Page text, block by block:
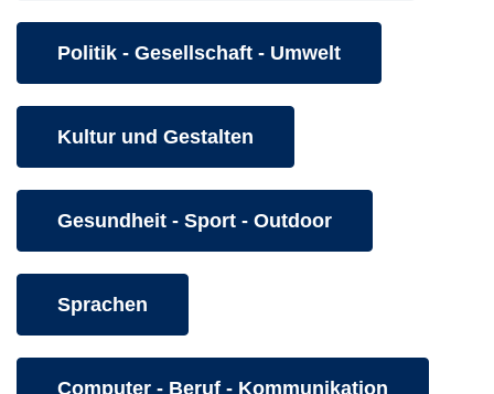
Kurse des folgenden Fachbereiches aufrufen:
Politik - Gesellschaft - Umwelt
Kurse des folgenden Fachbereiches aufrufen:
Kultur und Gestalten
Kurse des folgenden Fachbereiches aufrufen:
Gesundheit - Sport - Outdoor
Kurse des folgenden Fachbereiches aufrufen:
Sprachen
Kurse des folgenden Fachbereiches aufrufen:
Computer - Beruf - Kommunikation